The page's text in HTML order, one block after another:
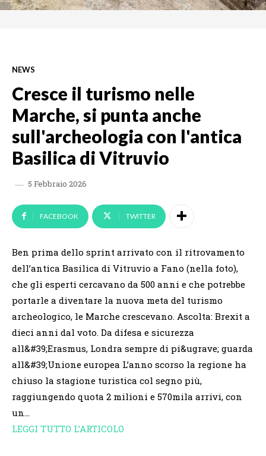
NEWS
Cresce il turismo nelle
Marche, si punta anche
sull'archeologia con l'antica
Basilica di Vitruvio
5 Febbraio 2026
FACEBOOK TWITTER
Ben prima dello sprint arrivato con il ritrovamento
dell’antica Basilica di Vitruvio a Fano (nella foto),
che gli esperti cercavano da 500 anni e che potrebbe
portarle a diventare la nuova meta del turismo
archeologico, le Marche crescevano. Ascolta: Brexit a
dieci anni dal voto. Da difesa e sicurezza
all&#39;Erasmus, Londra sempre di pi&ugrave; guarda
all&#39;Unione europea L’anno scorso la regione ha
chiuso la stagione turistica col segno più,
raggiungendo quota 2 milioni e 570mila arrivi, con
un…
LEGGI TUTTO L’ARTICOLO